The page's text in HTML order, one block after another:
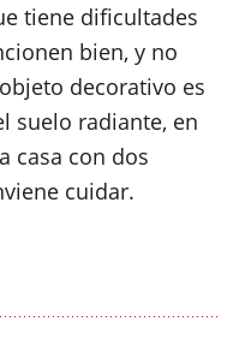
tiene dificultades
bien, y no
decorativo es
suelo radiante, en
casa con dos
cuidar.